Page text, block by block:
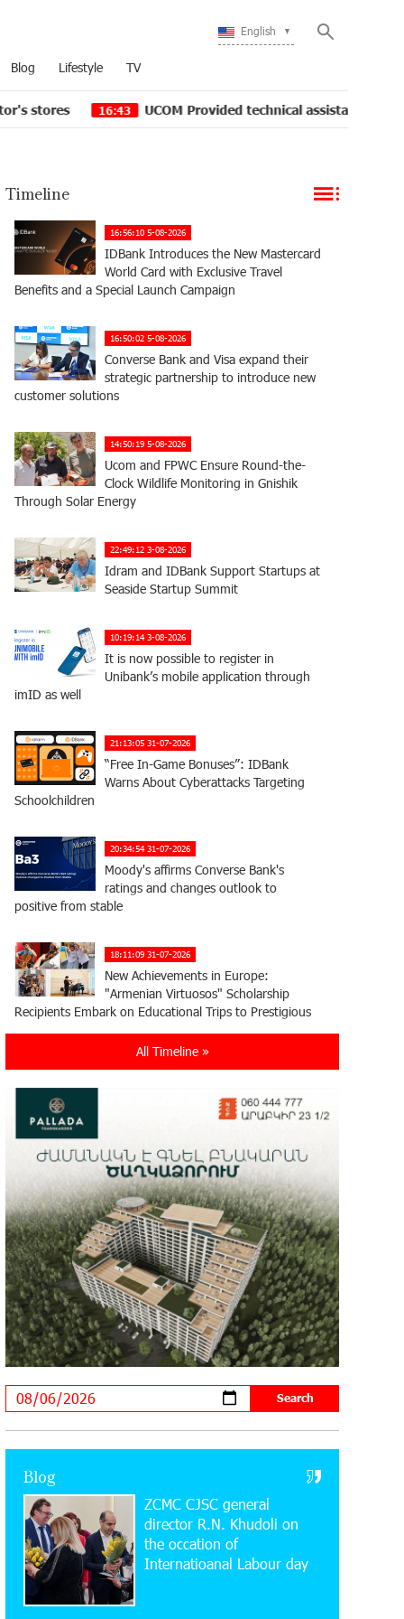
English
Blog Lifestyle TV
16:43 UCOM Provided technical assistance to Shengavit
Timeline
16:56:10 5-08-2026
IDBank Introduces the New Mastercard
World Card with Exclusive Travel
Benefits and a Special Launch Campaign
16:50:02 5-08-2026
Converse Bank and Visa expand their
strategic partnership to introduce new
customer solutions
14:50:19 5-08-2026
Ucom and FPWC Ensure Round-the-
Clock Wildlife Monitoring in Gnishik
Through Solar Energy
22:49:12 3-08-2026
Idram and IDBank Support Startups at
Seaside Startup Summit
10:19:14 3-08-2026
It is now possible to register in
Unibank’s mobile application through
imID as well
21:13:05 31-07-2026
“Free In-Game Bonuses”: IDBank
Warns About Cyberattacks Targeting
Schoolchildren
20:34:54 31-07-2026
Moody's affirms Converse Bank's
ratings and changes outlook to
positive from stable
18:11:09 31-07-2026
New Achievements in Europe:
"Armenian Virtuosos" Scholarship
Recipients Embark on Educational Trips to Prestigious
Rate.Trading Platform at Seaside
Startup Summit: IDBank Introduces
an Innovative Solution
14:34:49 29-07-2026
Khachaturian Rooftop Grand Opening
Supported by IDBank
11:59:57 28-07-2026
Ucom’s Sales and Service Center
Reopens at 24/2 Shahumyan Street in
Ararat
Scholarship recipients of the “Armenian
Virtuosos” Program participated in the
Järvi Academy and Pärnu Music Festival in Estonia,
representing Armenia on the international stage
11:53:39 23-07-2026
Ucom Supports the Installation of a 15
kW Solar Power Plant at the Vayk
Sports School
20:56:14 22-07-2026
All Timeline »
Blog
ZCMC CJSC general
director R.N. Khudoli on
the օccation of
Internatioanal Labour day